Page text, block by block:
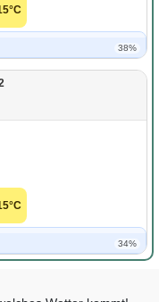
38%
34%